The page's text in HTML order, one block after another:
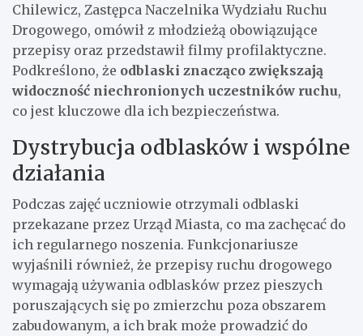
Chilewicz, Zastępca Naczelnika Wydziału Ruchu
Drogowego, omówił z młodzieżą obowiązujące
przepisy oraz przedstawił filmy profilaktyczne.
Podkreślono, że odblaski znacząco zwiększają
widoczność niechronionych uczestników ruchu,
co jest kluczowe dla ich bezpieczeństwa.
Dystrybucja odblasków i wspólne
działania
Podczas zajęć uczniowie otrzymali odblaski
przekazane przez Urząd Miasta, co ma zachęcać do
ich regularnego noszenia. Funkcjonariusze
wyjaśnili również, że przepisy ruchu drogowego
wymagają używania odblasków przez pieszych
poruszających się po zmierzchu poza obszarem
zabudowanym, a ich brak może prowadzić do